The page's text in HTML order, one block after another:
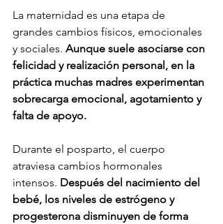
La maternidad es una etapa de
grandes cambios físicos, emocionales
y sociales. Aunque suele asociarse con
felicidad y realización personal, en la
práctica muchas madres experimentan
sobrecarga emocional, agotamiento y
falta de apoyo.
Durante el posparto, el cuerpo
atraviesa cambios hormonales
intensos. Después del nacimiento del
bebé, los niveles de estrógeno y
progesterona disminuyen de forma